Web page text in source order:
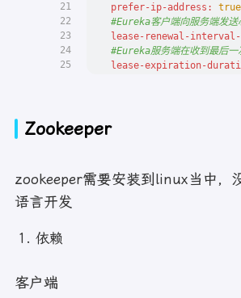
21
22
23
24
25
prefer-ip-address:
true
#Eureka客户端向服务端发
lease-renewal-interval-
#Eureka服务端在收到最后
lease-expiration-
Zookeeper
zookeeper需要安装到linux当中，
语言开发
依赖
客户端